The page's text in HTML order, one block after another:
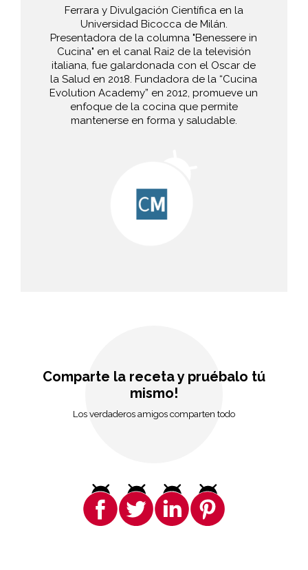
Ferrara y Divulgación Científica en la
Universidad Bicocca de Milán.
Presentadora de la columna "Benessere in
Cucina" en el canal Rai2 de la televisión
italiana, fue galardonada con el Oscar de
la Salud en 2018. Fundadora de la “Cucina
Evolution Academy” en 2012, promueve un
enfoque de la cocina que permite
mantenerse en forma y saludable.
Comparte la receta y pruébalo tú
mismo!
Los verdaderos amigos comparten todo